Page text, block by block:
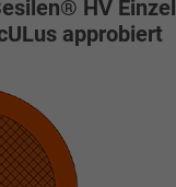
HV
approbiert